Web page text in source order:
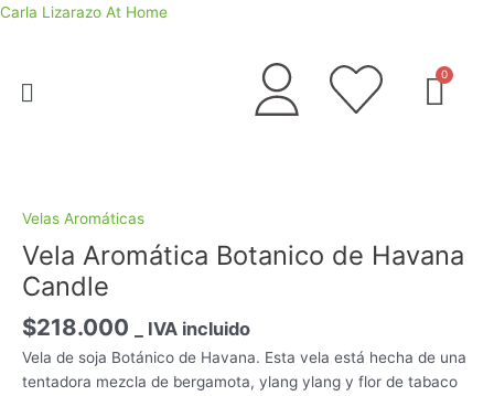
Ir
Carla Lizarazo At Home
Menú
Velas Aromáticas
Vela Aromática Botanico de Havana
Candle
$218.000 _ IVA incluido
Vela de soja Botánico de Havana. Esta vela está hecha de una
tentadora mezcla de bergamota, ylang ylang y flor de tabaco
Botanico
de
Havana
Candle
cantidad